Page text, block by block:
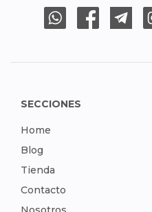
SECCIONES
Home
Blog
Tienda
Contacto